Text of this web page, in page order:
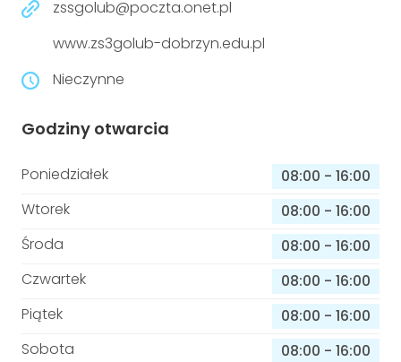
niepełnosprawnościami
Aktualności
Urządzenia IoT
zssgolub@poczta.onet.pl
www.zs3golub-dobrzyn.edu.pl
Nieczynne
Godziny otwarcia
Poniedziałek 08:00 - 16:00
Wtorek
08:00 - 16:00
Środa
08:00 - 16:00
Czwartek
08:00 - 16:00
Piątek
08:00 - 16:00
Sobota
08:00 - 16:00